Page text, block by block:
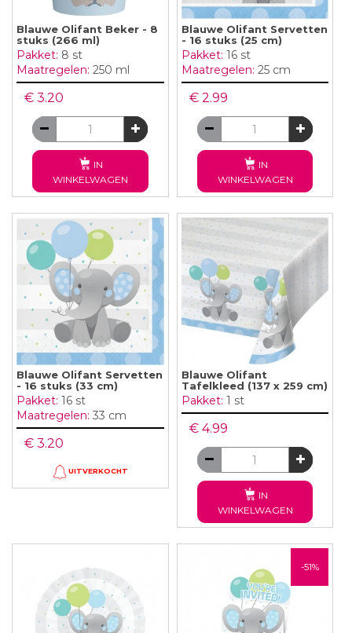
Blauwe Olifant Beker - 8
stuks (266 ml)
Pakket: 8 st
Maatregelen: 250 ml
€ 3.20
IN
WINKELWAGEN
Blauwe Olifant Servetten
- 16 stuks (25 cm)
Pakket: 16 st
Maatregelen: 25 cm
€ 2.99
IN
WINKELWAGEN
Blauwe Olifant Servetten
- 16 stuks (33 cm)
Pakket: 16 st
Maatregelen: 33 cm
€ 3.20
UITVERKOCHT
Blauwe Olifant
Tafelkleed (137 x 259 cm)
Pakket: 1 st
€ 4.99
IN
WINKELWAGEN
-51%